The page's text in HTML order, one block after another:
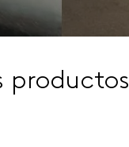
productos